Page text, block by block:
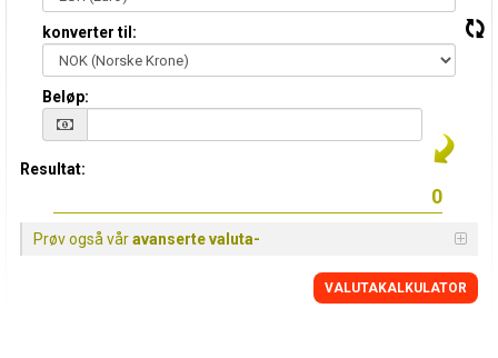
konverter til:
Beløp:
Resultat:
Prøv også våravanserte valuta-
VALUTAKALKULATOR